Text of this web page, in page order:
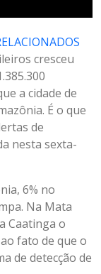
cresceu
a cidade de
É o que
de
nesta sexta-
6% no
Na Mata
Caatinga o
fato de que o
de detecção de